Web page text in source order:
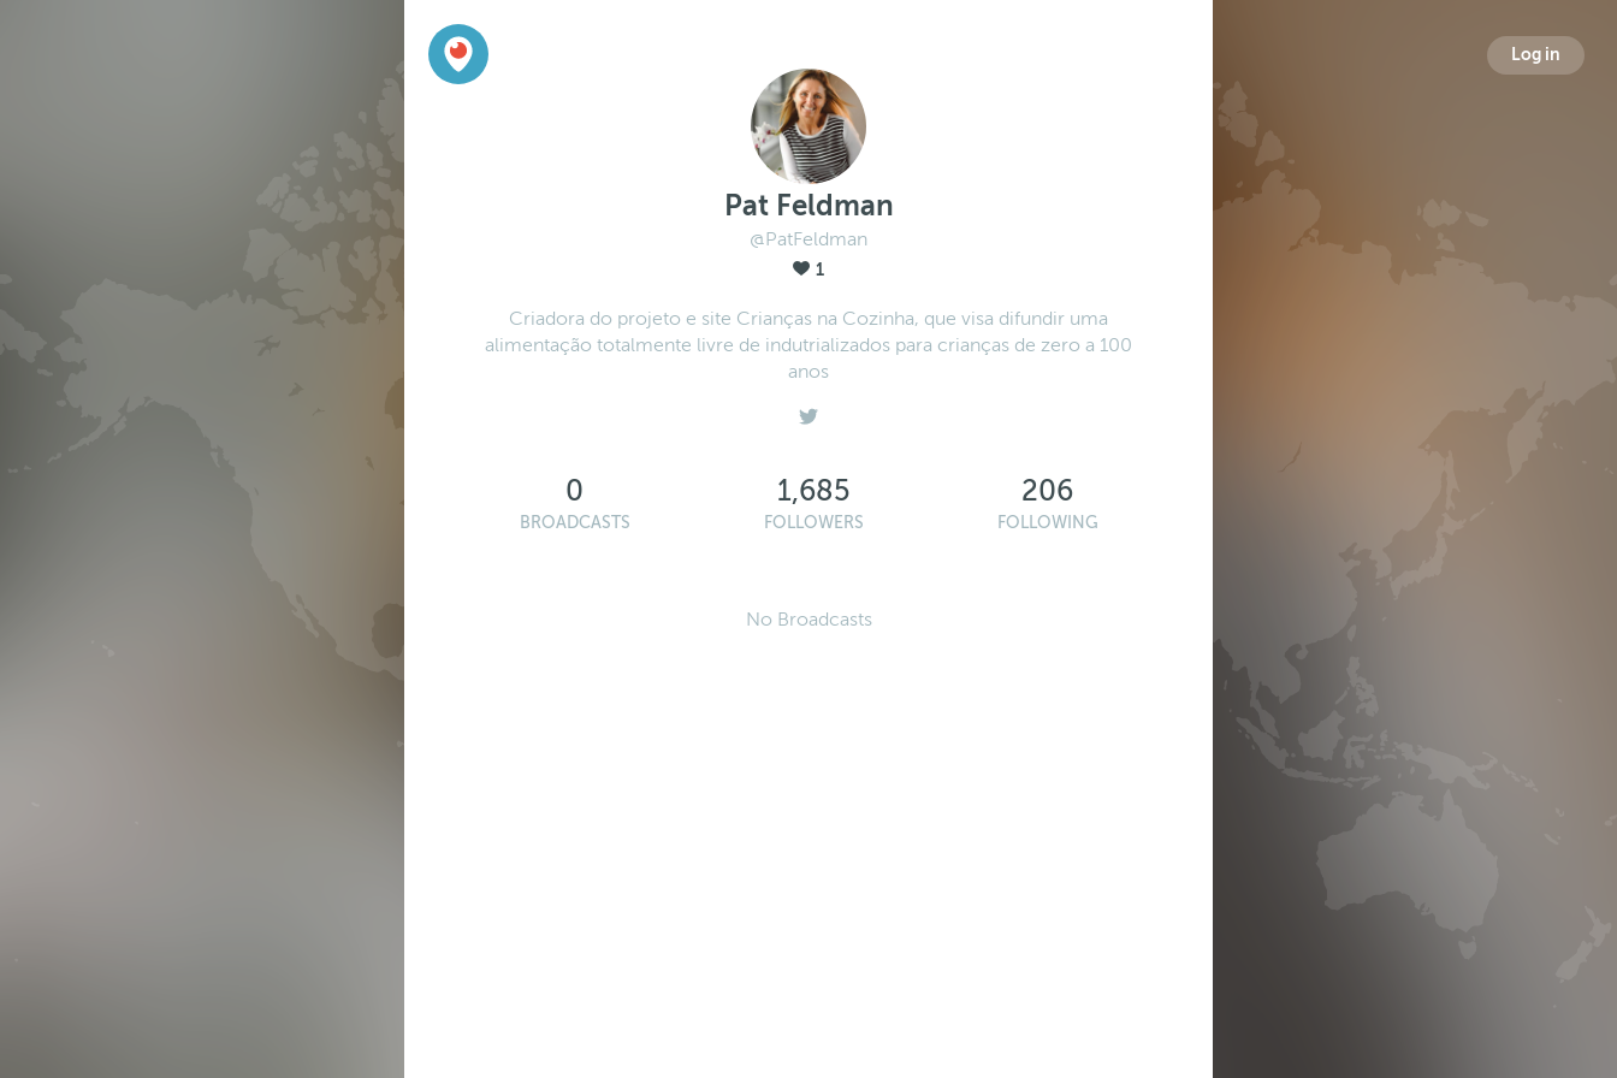
Log in
Pat Feldman
@PatFeldman
1
Criadora do projeto e site Crianças na Cozinha, que visa difundir uma
alimentação totalmente livre de indutrializados para crianças de zero a 100
anos
0
BROADCASTS
1,685
FOLLOWERS
206
FOLLOWING
No Broadcasts